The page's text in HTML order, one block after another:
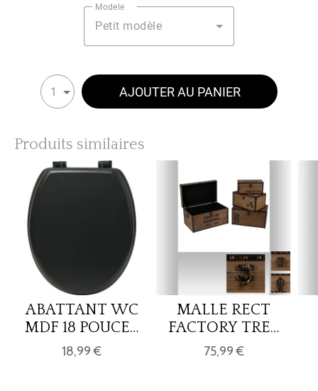
Modele
Petit modèle
1 AJOUTER AU PANIER
Produits similaires
ABATTANT WC
MDF 18 POUCES
ATTACHES
PLASTIQUES -
18,99 €
MALLE RECT
FACTORY TRES
GRAND 1/4
75,99 €